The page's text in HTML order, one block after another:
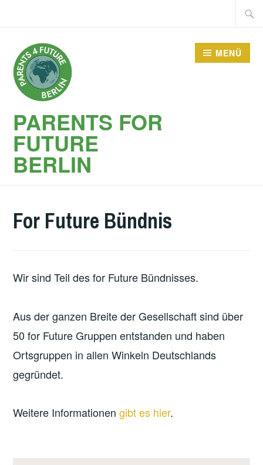
springen
Suche
PARENTS FOR
FUTURE
BERLIN
MENÜ
For Future Bündnis
Wir sind Teil des for Future Bündnisses.
Aus der ganzen Breite der Gesellschaft sind über
50 for Future Gruppen entstanden und haben
Ortsgruppen in allen Winkeln Deutschlands
gegründet.
Weitere Informationengibt es hier.